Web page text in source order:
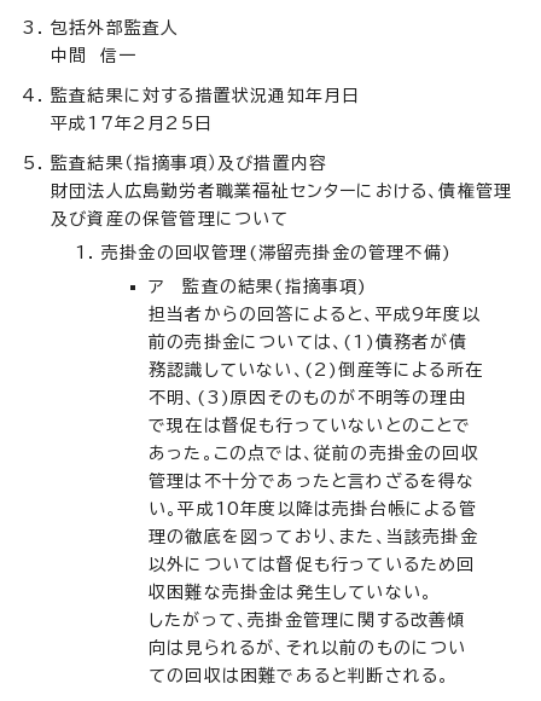
包括外部監査人
中間 信一
監査結果に対する措置状況通知年月日
平成17年2月25日
監査結果（指摘事項）及び措置内容
財団法人広島勤労者職業福祉センターにおける、債権管理
及び資産の保管管理について
売掛金の回収管理(滞留売掛金の管理不備)
ア 監査の結果(指摘事項)
担当者からの回答によると、平成9年度以
前の売掛金については、(1)債務者が債
務認識していない、(2)倒産等による所在
不明、(3)原因そのものが不明等の理由
で現在は督促も行っていないとのことで
あった。この点では、従前の売掛金の回収
管理は不十分であったと言わざるを得な
い。平成10年度以降は売掛台帳による管
理の徹底を図っており、また、当該売掛金
以外については督促も行っているため回
収困難な売掛金は発生していない。
したがって、売掛金管理に関する改善傾
向は見られるが、それ以前のものについ
ての回収は困難であると判断される。